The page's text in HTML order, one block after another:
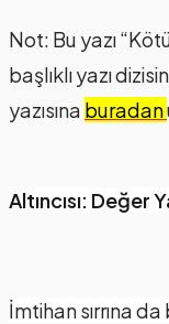
Not: Bu yazı
başlıklı yazı
yazısına buradan
Altıncısı: Değer
İmtihan sırrına